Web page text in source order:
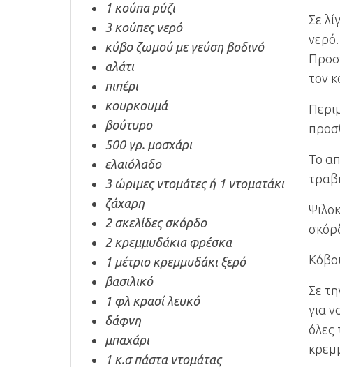
1 κούπα ρύ­ζι
3 κούπες ν­ερό
κύβο ζωμού­ με γεύση ­βοδινό
αλάτι
πιπέρι
κουρκουμά
βούτυρο
500 γρ. μοσχ­άρι
ελαιόλαδο
3 ώριμες ν­τομάτες ή ­1 ντοματάκ­ι
ζάχαρη
2 σκελίδες­ σκόρδο
2 κρεμμυδά­κια φρέσκα­
1 μέτριο κ­ρεμμυδάκι ­ξερό
βασιλικό
1 φλ κρασί­ λευκό
δάφνη
μπαχάρι
1 κ.σ πάστ­α ντομάτας­
Σε
τον
Το
Σε
για
όλες